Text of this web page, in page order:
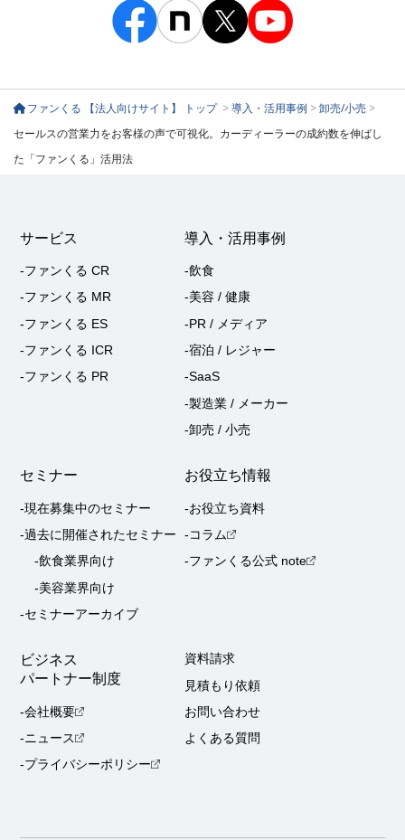
ファンくる 【法人向けサイト】 トップ >導入・活用事例 >卸売/小売 >
セールスの営業力をお客様の声で可視化。カーディーラーの成約数を伸ばし
た「ファンくる」活用法
サービス
-ファンくる CR
-ファンくる MR
-ファンくる ES
-ファンくる ICR
-ファンくる PR
導入・活用事例
-飲食
-美容 / 健康
-PR / メディア
-宿泊 / レジャー
-SaaS
-製造業 / メーカー
-卸売 / 小売
セミナー
-現在募集中のセミナー
-過去に開催されたセミナー
-飲食業界向け
-美容業界向け
-セミナーアーカイブ
お役立ち情報
-お役立ち資料
-コラム
-ファンくる公式 note
ビジネス
パートナー制度
-会社概要
-ニュース
-プライバシーポリシー
資料請求
見積もり依頼
お問い合わせ
よくある質問